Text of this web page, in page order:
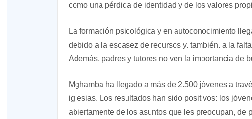
como una pérdida de identidad y de los valores
La formación psicológica y en autoconocimiento
debido a la escasez de recursos y, también, a la
Además, padres y tutores no ven la importancia de
Mghamba ha llegado a más de 2.500 jóvenes a
iglesias. Los resultados han sido positivos: los
abiertamente de los asuntos que les preocupan, de